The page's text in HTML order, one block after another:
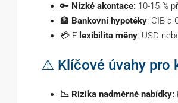
🔑 Nízké akontace: 10-15 %
🏦 Bankovní hypotéky: CIB a
💳 F lexibilita měny: USD
⚠️ Klíčové úvahy pro
📉 Rizika nadměrné nabídky: